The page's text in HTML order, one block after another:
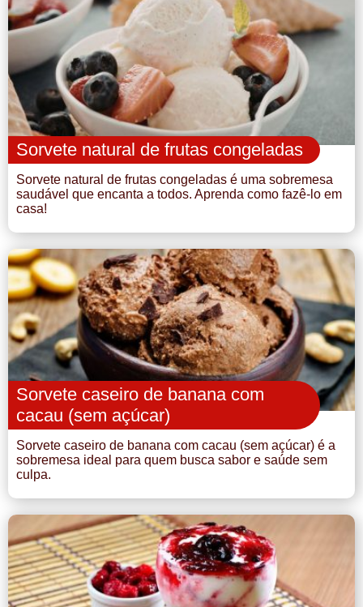
Sorvete natural de frutas congeladas
Sorvete natural de frutas congeladas é uma sobremesa
saudável que encanta a todos. Aprenda como fazê-lo em
casa!
Sorvete caseiro de banana com
cacau (sem açúcar)
Sorvete caseiro de banana com cacau (sem açúcar) é a
sobremesa ideal para quem busca sabor e saúde sem
culpa.